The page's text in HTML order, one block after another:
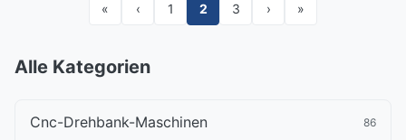
« ‹ 1 2 3 › »
Alle Kategorien
Cnc-Drehbank-Maschinen 86